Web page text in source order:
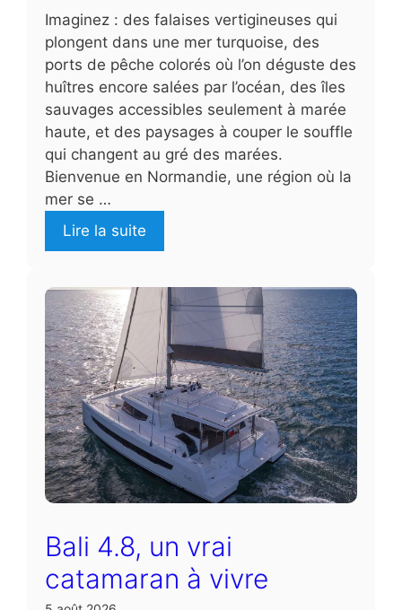
Imaginez : des falaises vertigineuses qui
plongent dans une mer turquoise, des
ports de pêche colorés où l’on déguste des
huîtres encore salées par l’océan, des îles
sauvages accessibles seulement à marée
haute, et des paysages à couper le souffle
qui changent au gré des marées.
Bienvenue en Normandie, une région où la
mer se …
Lire la suite
Bali 4.8, un vrai
catamaran à vivre